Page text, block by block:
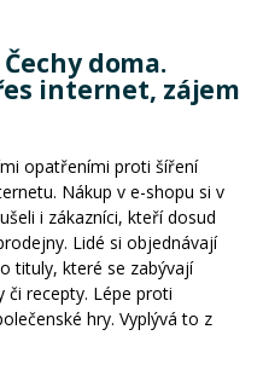
doma.
internet, zájem
opatřeními proti šíření
Nákup v e-shopu si v
i zákazníci, kteří dosud
Lidé si objednávají
tituly, které se zabývají
recepty. Lépe proti
hry. Vyplývá to z